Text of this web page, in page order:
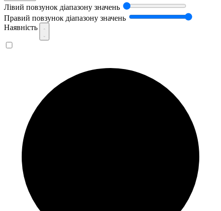
Лівий повзунок діапазону значень
Правий повзунок діапазону значень
Наявність